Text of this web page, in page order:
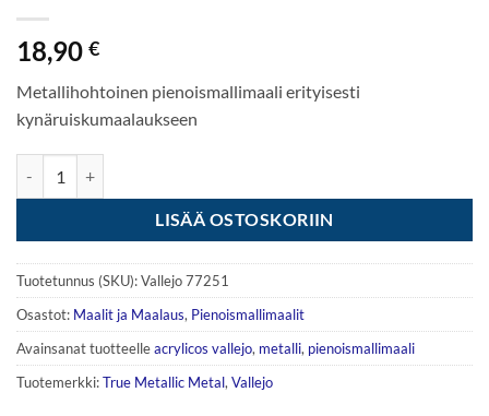
18,90 €
Metallihohtoinen pienoismallimaali erityisesti
kynäruiskumaalaukseen
LISÄÄ OSTOSKORIIN
Tuotetunnus (SKU):Vallejo 77251
Osastot: Maalit ja Maalaus, Pienoismallimaalit
Avainsanat tuotteelleacrylicos vallejo, metalli, pienoismallimaali
Tuotemerkki:True Metallic Metal,Vallejo